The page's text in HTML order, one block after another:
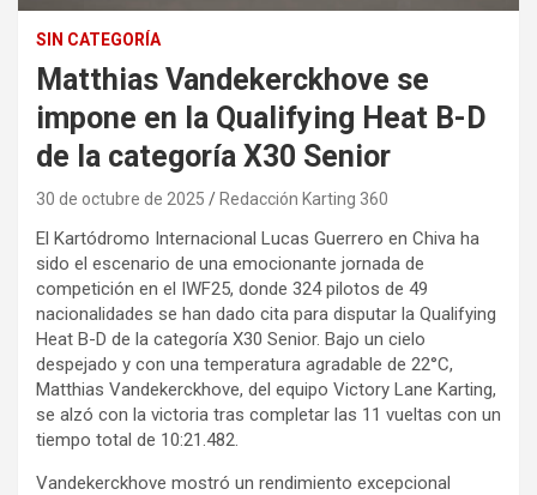
SIN CATEGORÍA
Matthias Vandekerckhove se
impone en la Qualifying Heat B-D
de la categoría X30 Senior
30 de octubre de 2025 Redacción Karting 360
El Kartódromo Internacional Lucas Guerrero en Chiva ha
sido el escenario de una emocionante jornada de
competición en el IWF25, donde 324 pilotos de 49
nacionalidades se han dado cita para disputar la Qualifying
Heat B-D de la categoría X30 Senior. Bajo un cielo
despejado y con una temperatura agradable de 22°C,
Matthias Vandekerckhove, del equipo Victory Lane Karting,
se alzó con la victoria tras completar las 11 vueltas con un
tiempo total de 10:21.482.
Vandekerckhove mostró un rendimiento excepcional